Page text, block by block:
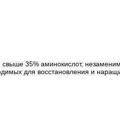
свыше 35% аминокислот,
для восстановления и